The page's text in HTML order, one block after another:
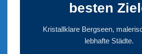
besten
Kristallklare Bergseen,
lebhafte Städte.